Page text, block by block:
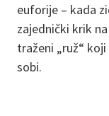
euforije – kada
zajednički krik
traženi „ruž“
sobi.